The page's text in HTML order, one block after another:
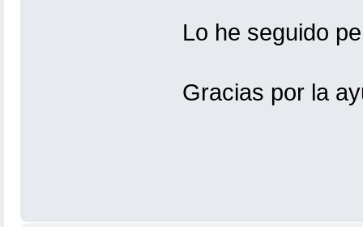
Lo he seguido
Gracias por la